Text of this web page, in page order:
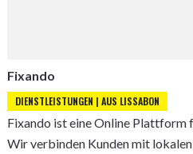
Fixando
DIENSTLEISTUNGEN | AUS LISSABON
Fixando ist eine Online Plattform
Wir verbinden Kunden mit